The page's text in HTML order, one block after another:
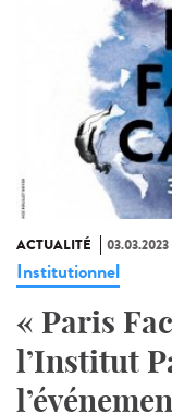
ACTUALITÉ 03.03.2023
Institutionnel
« Paris
l’Institut